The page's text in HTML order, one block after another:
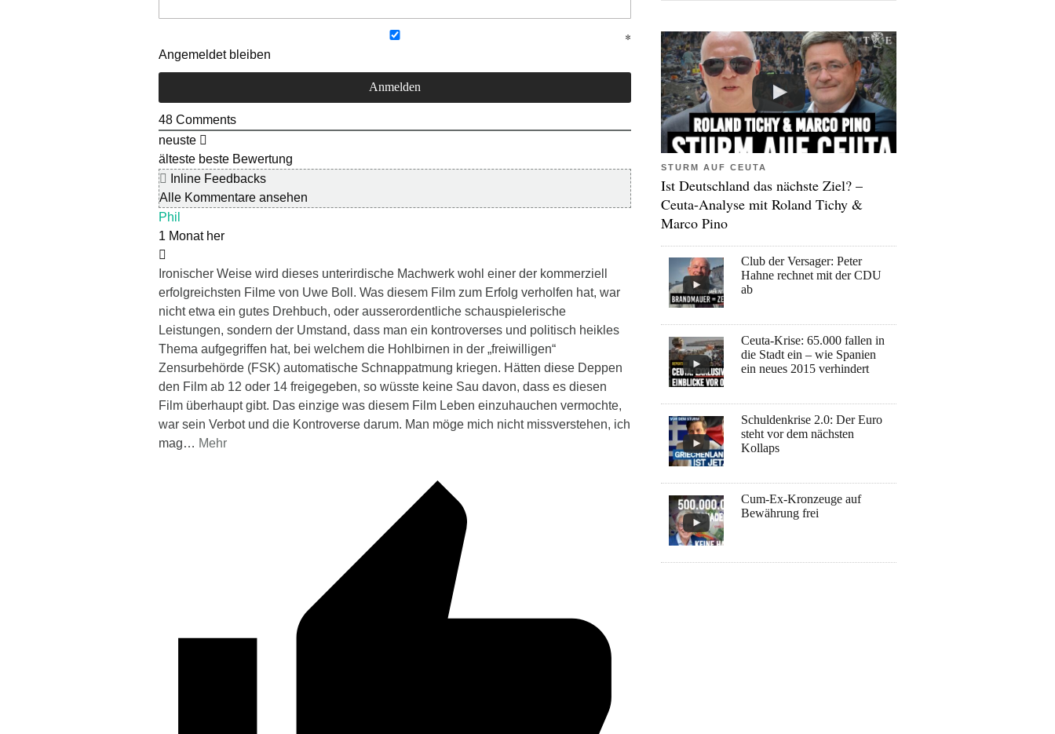
Angemeldet bleiben
48 Comments
neuste
älteste beste Bewertung
Inline Feedbacks
Alle Kommentare ansehen
Phil
1 Monat her
Ironischer Weise wird dieses unterirdische Machwerk wohl einer der kommerziell
erfolgreichsten Filme von Uwe Boll. Was diesem Film zum Erfolg verholfen hat, war
nicht etwa ein gutes Drehbuch, oder ausserordentliche schauspielerische
Leistungen, sondern der Umstand, dass man ein kontroverses und politisch heikles
Thema aufgegriffen hat, bei welchem die Hohlbirnen in der „freiwilligen“
Zensurbehörde (FSK) automatische Schnappatmung kriegen. Hätten diese Deppen
den Film ab 12 oder 14 freigegeben, so wüsste keine Sau davon, dass es diesen
Film überhaupt gibt. Das einzige was diesem Film Leben einzuhauchen vermochte,
war sein Verbot und die Kontroverse darum. Man möge mich nicht missverstehen, ich
mag… Mehr
STURM AUF CEUTA
Ist Deutschland das nächste Ziel? –
Ceuta-Analyse mit Roland Tichy &
Marco Pino
Club der Versager: Peter
Hahne rechnet mit der CDU
ab
Ceuta-Krise: 65.000 fallen in
die Stadt ein – wie Spanien
ein neues 2015 verhindert
Schuldenkrise 2.0: Der Euro
steht vor dem nächsten
Kollaps
Cum-Ex-Kronzeuge auf
Bewährung frei